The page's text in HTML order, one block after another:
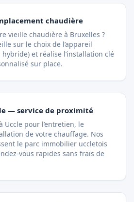
chaudière
vieille chaudière à Bruxelles ?
sur le choix de l’appareil
hybride) et réalise l’installation clé
sur place.
— service de proximité
Uccle pour l’entretien, le
de votre chauffage. Nos
le parc immobilier uccletois
vous rapides sans frais de